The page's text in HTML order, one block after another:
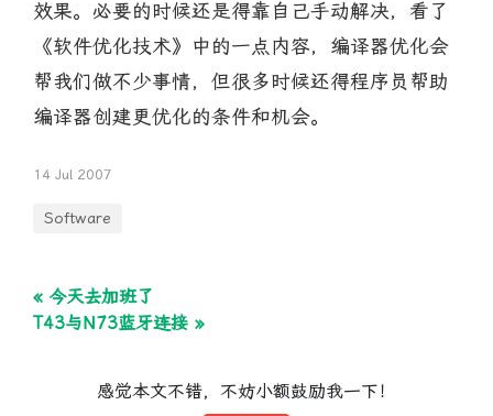
效果。必要的时候还是得靠自己手动解决，看了
《软件优化技术》中的一点内容，编译器优化会
帮我们做不少事情，但很多时候还得程序员帮助
编译器创建更优化的条件和机会。
14 Jul 2007
Software
« 今天去加班了
T43与N73蓝牙连接 »
感觉本文不错，不妨小额鼓励我一下！